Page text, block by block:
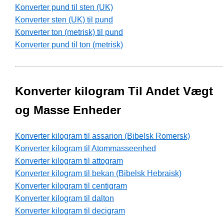
Konverter pund til sten (UK)
Konverter sten (UK) til pund
Konverter ton (metrisk) til pund
Konverter pund til ton (metrisk)
Konverter kilogram Til Andet Vægt
og Masse Enheder
Konverter kilogram til assarion (Bibelsk Romersk)
Konverter kilogram til Atommasseenhed
Konverter kilogram til attogram
Konverter kilogram til bekan (Bibelsk Hebraisk)
Konverter kilogram til centigram
Konverter kilogram til dalton
Konverter kilogram til decigram